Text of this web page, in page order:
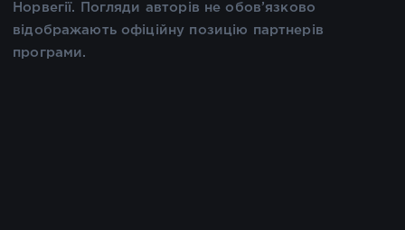
Норвегії. Погляди авторів не обов’язково
відображають офіційну позицію партнерів
програми.